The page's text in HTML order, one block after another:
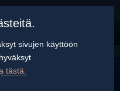
sivujen käyttöön
tästä.